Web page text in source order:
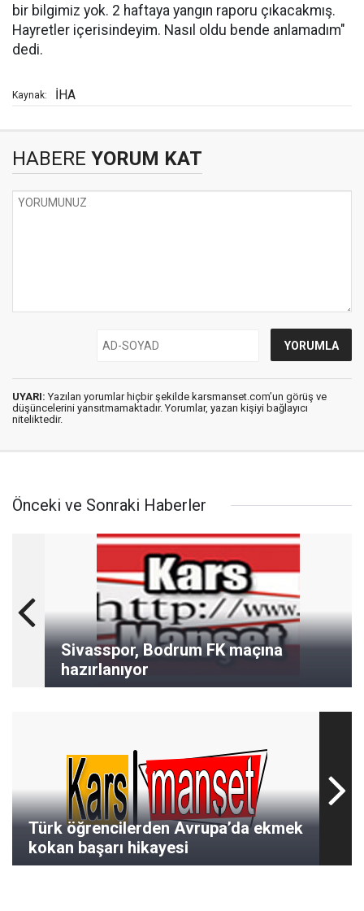
bir bilgimiz yok. 2 haftaya yangın raporu çıkacakmış.
Hayretler içerisindeyim. Nasıl oldu bende anlamadım"
dedi.
Kaynak: İHA
HABERE YORUM KAT
UYARI: Yazılan yorumlar hiçbir şekilde karsmanset.com’un görüş ve
düşüncelerini yansıtmamaktadır. Yorumlar, yazan kişiyi bağlayıcı
niteliktedir.
Önceki ve Sonraki Haberler
Sivasspor, Bodrum FK maçına
hazırlanıyor
Türk öğrencilerden Avrupa’da ekmek
kokan başarı hikayesi